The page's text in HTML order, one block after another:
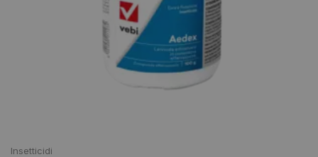
Insetticidi